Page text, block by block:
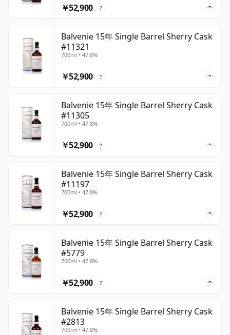
￥52,900 ?
Balvenie 15年 Single Barrel Sherry Cask
#11321
700ml • 47.8%
￥52,900 ?
Balvenie 15年 Single Barrel Sherry Cask
#11305
700ml • 47.8%
￥52,900 ?
Balvenie 15年 Single Barrel Sherry Cask
#11197
700ml • 47.8%
￥52,900 ?
Balvenie 15年 Single Barrel Sherry Cask
#5779
700ml • 47.8%
￥52,900 ?
Balvenie 15年 Single Barrel Sherry Cask
#2813
700ml • 47.8%